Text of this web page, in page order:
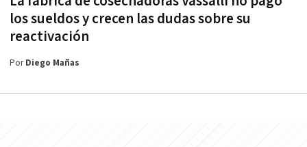
los sueldos y crecen las dudas sobre su
reactivación
PorDiego Mañas